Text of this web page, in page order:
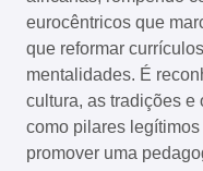
eurocêntricos que
que reformar
mentalidades. É
cultura, as tradições e
como pilares
promover uma